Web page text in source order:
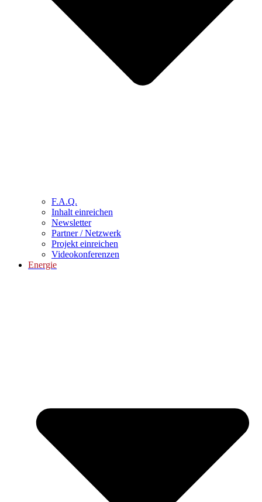
F.A.Q.
Inhalt einreichen
Newsletter
Partner / Netzwerk
Projekt einreichen
Videokonferenzen
Energie